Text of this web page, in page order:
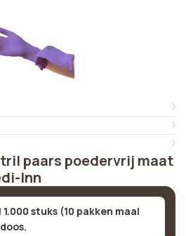
paars poedervrij maat
Inn
stuks (10 pakken maal